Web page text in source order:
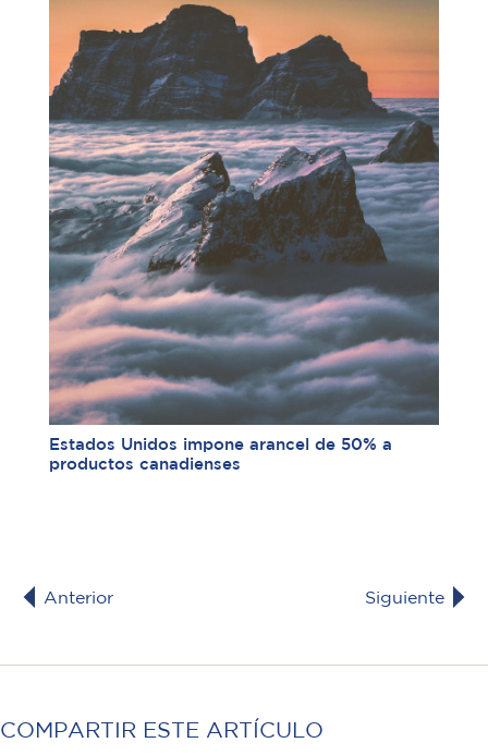
Estados Unidos impone arancel de 50% a
productos canadienses
Anterior Siguiente
COMPARTIR ESTE ARTÍCULO